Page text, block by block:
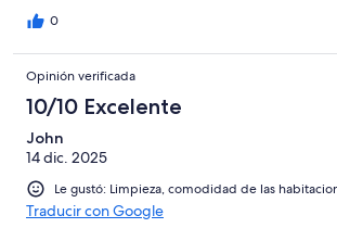
0
Opinión verificada
10/10 Excelente
John
14 dic. 2025
Le gustó: Limpieza, comodidad de las
Traducir con Google